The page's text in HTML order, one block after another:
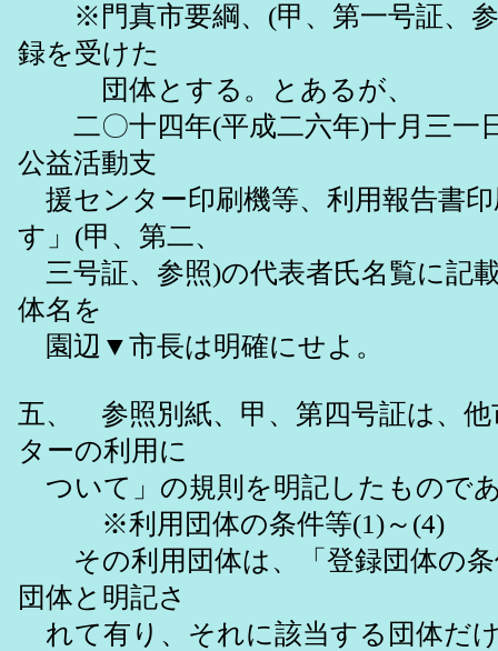
※門真市要綱、(甲、第一号証、参
録を受けた
団体とする。とあるが、
二〇十四年(平成二六年)十月三一
公益活動支
援センター印刷機等、利用報告書
す」(甲、第二、
三号証、参照)の代表者氏名覧に記
体名を
園辺▼市長は明確にせよ。
五、 参照別紙、甲、第四号証は、
ターの利用に
ついて」の規則を明記したもので
※利用団体の条件等(1)～(4)
その利用団体は、「登録団体の条
団体と明記さ
れて有り、それに該当する団体だ